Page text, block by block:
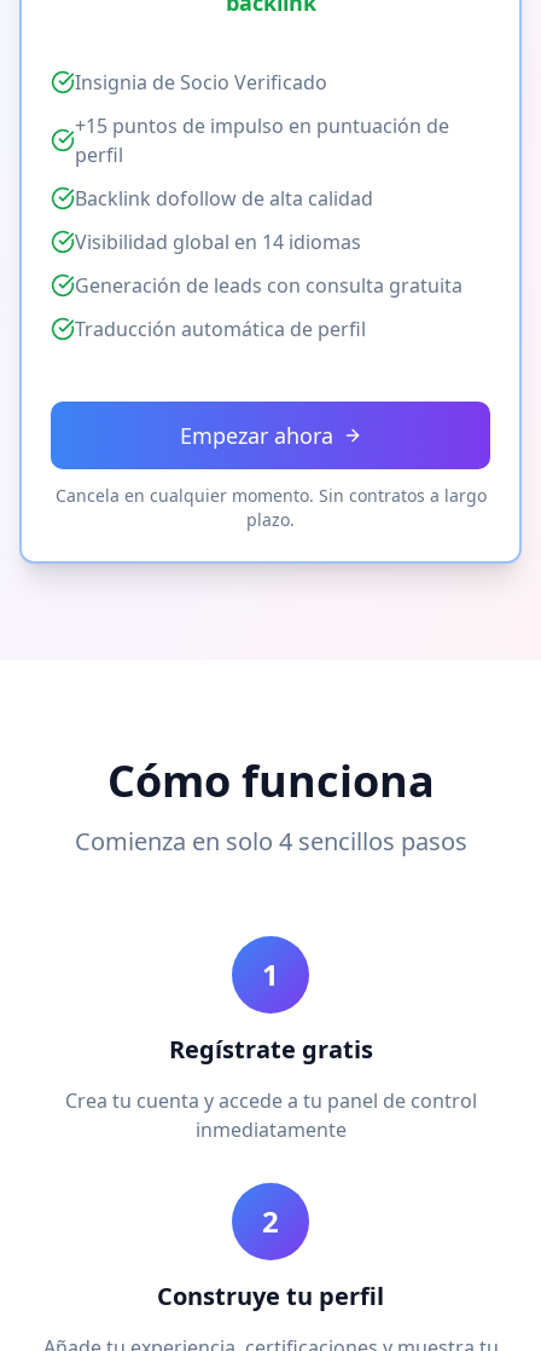
Insignia de Socio Verificado
+15 puntos de impulso en puntuación de
perfil
Backlink dofollow de alta calidad
Visibilidad global en 14 idiomas
Generación de leads con consulta gratuita
Traducción automática de perfil
Empezar ahora
Cancela en cualquier momento. Sin contratos a largo
plazo.
Cómo funciona
Comienza en solo 4 sencillos pasos
1
Regístrate gratis
Crea tu cuenta y accede a tu panel de control
inmediatamente
2
Construye tu perfil